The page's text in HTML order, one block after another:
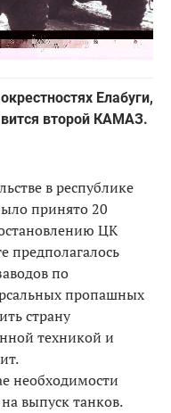
Елабуги,
второй КАМАЗ.
в республике
принято 20
ЦК
предполагалось
по
пропашных
страну
техникой и
необходимости
выпуск танков.